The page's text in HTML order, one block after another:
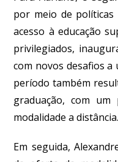
por meio de políticas
acesso à educação
privilegiados,
com novos desafios a
período também
graduação, com
modalidade a distância.
Em seguida,